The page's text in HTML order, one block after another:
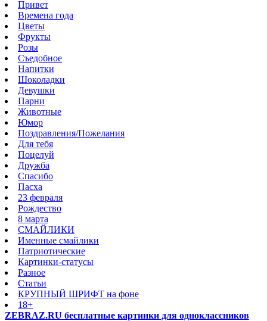
Привет
Времена года
Цветы
Фрукты
Розы
Съедобное
Напитки
Шоколадки
Девушки
Парни
Животные
Юмор
Поздравления/Пожелания
Для тебя
Поцелуй
Дружба
Спасибо
Пасха
23 февраля
Рождество
8 марта
СМАЙЛИКИ
Именные смайлики
Патриотические
Картинки-статусы
Разное
Cтатьи
КРУПНЫЙ ШРИФТ на фоне
18+
ZEBRAZ.RU бесплатные картинки для одноклассников